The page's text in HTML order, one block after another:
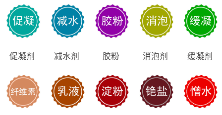
促凝剂 减水剂 胶粉 消泡剂 缓凝剂